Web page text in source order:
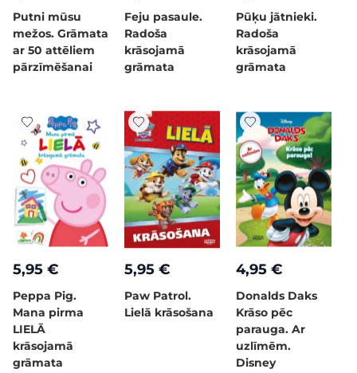
Putni mūsu
mežos. Grāmata
ar 50 attēliem
pārzīmēšanai
Feju pasaule.
Radoša
krāsojamā
grāmata
Pūķu jātnieki.
Radoša
krāsojamā
grāmata
5,95 €
Peppa Pig.
Mana pirma
LIELĀ
krāsojamā
grāmata
5,95 €
Paw Patrol.
Lielā krāsošana
4,95 €
Donalds Daks
Krāso pēc
parauga. Ar
uzlīmēm.
Disney